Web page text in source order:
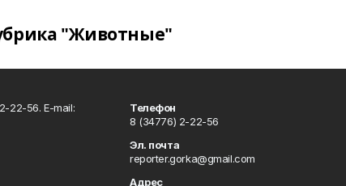
"Животные"
22-56. E-mail:
Телефон
8 (34776) 2-22-56
Эл. почта
reporter.gorka@gmail.com
Адрес